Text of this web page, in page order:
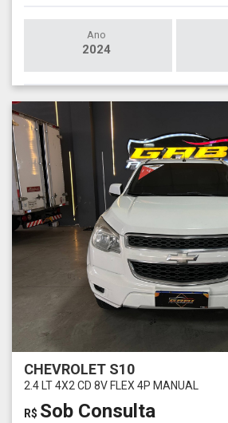
Ano
2024
CHEVROLET S10
2.4 LT 4X2 CD 8V FLEX 4P MANUAL
R$ Sob Consulta